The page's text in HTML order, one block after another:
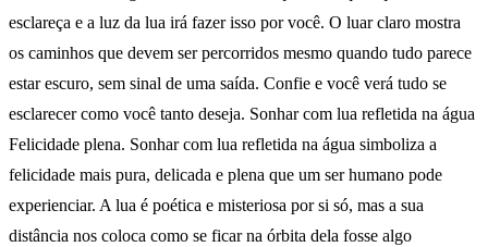
esclareça e a luz da lua irá fazer isso por você. O luar claro mostra
os caminhos que devem ser percorridos mesmo quando tudo parece
estar escuro, sem sinal de uma saída. Confie e você verá tudo se
esclarecer como você tanto deseja. Sonhar com lua refletida na água
Felicidade plena. Sonhar com lua refletida na água simboliza a
felicidade mais pura, delicada e plena que um ser humano pode
experienciar. A lua é poética e misteriosa por si só, mas a sua
distância nos coloca como se ficar na órbita dela fosse algo